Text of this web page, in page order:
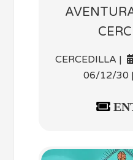
CERCEDILLA |
06/12/30